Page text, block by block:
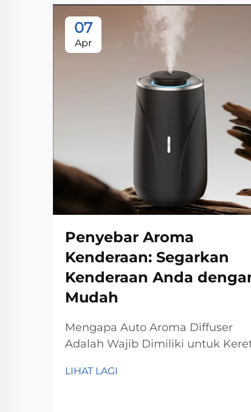
07
Apr
Penyebar Aroma
Kenderaan: Segarkan
Kenderaan Anda
Mudah
Mengapa Auto Aroma Diffuser
Adalah Wajib Dimiliki untuk
dengan Mudah Aroma diffuser
LIHAT LAGI